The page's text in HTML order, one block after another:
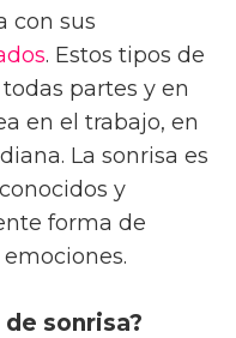
con sus
. Estos tipos de
partes y en
en el trabajo, en
La sonrisa es
y
forma de
sonrisa?